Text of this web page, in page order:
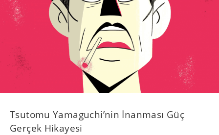
Tsutomu Yamaguchi’nin İnanması Güç
Gerçek Hikayesi